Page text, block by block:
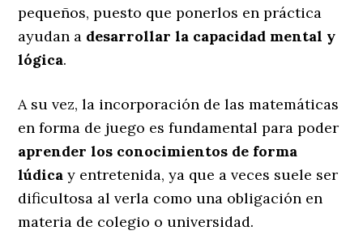
pequeños, puesto que ponerlos en práctica
ayudan a desarrollar la capacidad mental y
lógica.
A su vez, la incorporación de las matemáticas
en forma de juego es fundamental para poder
aprender los conocimientos de forma
lúdica y entretenida, ya que a veces suele ser
dificultosa al verla como una obligación en
materia de colegio o universidad.